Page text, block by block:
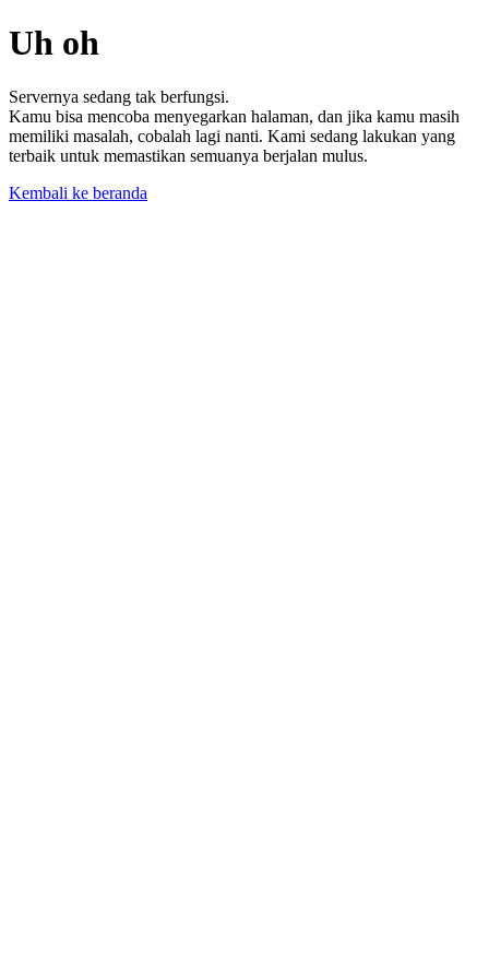
Uh oh
Servernya sedang tak berfungsi.
Kamu bisa mencoba menyegarkan halaman, dan jika kamu masih
memiliki masalah, cobalah lagi nanti. Kami sedang lakukan yang
terbaik untuk memastikan semuanya berjalan mulus.
Kembali ke beranda